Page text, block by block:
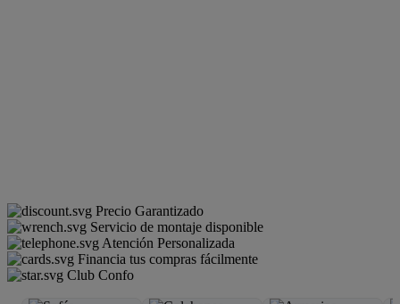
Precio Garantizado
Servicio de montaje disponible
Atención Personalizada
Financia tus compras fácilmente
Club Confo